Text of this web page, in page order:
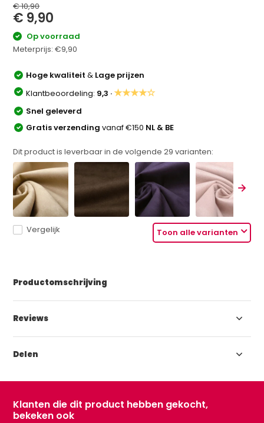
€ 10,90
€ 9,90
Op voorraad
Meterprijs:€9,90
Hoge kwaliteit& Lage prijzen
Klantbeoordeling: 9,3 ·★★★★☆
Snel geleverd
Gratis verzendingvanaf €150 NL & BE
Dit product is leverbaar in de volgende29 varianten:
Toon alle varianten
Vergelijk
Productomschrijving
Reviews
Delen
Klanten die dit product hebben gekocht,
bekeken ook